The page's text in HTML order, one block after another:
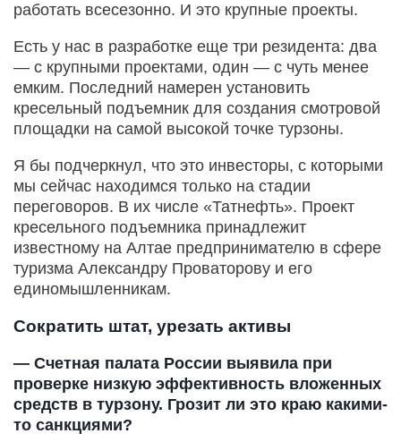
работать всесезонно. И это крупные проекты.
Есть у нас в разработке еще три резидента: два
— с крупными проектами, один — с чуть менее
емким. Последний намерен установить
кресельный подъемник для создания смотровой
площадки на самой высокой точке турзоны.
Я бы подчеркнул, что это инвесторы, с которыми
мы сейчас находимся только на стадии
переговоров. В их числе «Татнефть». Проект
кресельного подъемника принадлежит
известному на Алтае предпринимателю в сфере
туризма Александру Проваторову и его
единомышленникам.
Сократить штат, урезать активы
— Счетная палата России выявила при
проверке низкую эффективность вложенных
средств в турзону. Грозит ли это краю какими-
то санкциями?